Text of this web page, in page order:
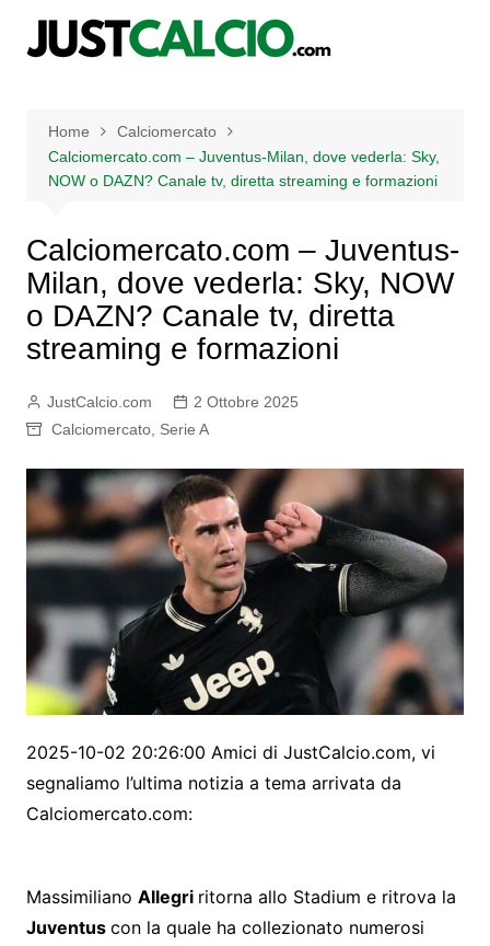
Home
Calciomercato
Calciomercato.com – Juventus-Milan, dove vederla: Sky,
NOW o DAZN? Canale tv, diretta streaming e formazioni
Calciomercato.com – Juventus-
Milan, dove vederla: Sky, NOW
o DAZN? Canale tv, diretta
streaming e formazioni
JustCalcio.com
2 Ottobre 2025
Calciomercato, Serie A
2025-10-02 20:26:00 Amici di JustCalcio.com, vi
segnaliamo l’ultima notizia a tema arrivata da
Calciomercato.com:
Massimiliano Allegri ritorna allo Stadium e ritrova la
Juventus con la quale ha collezionato numerosi